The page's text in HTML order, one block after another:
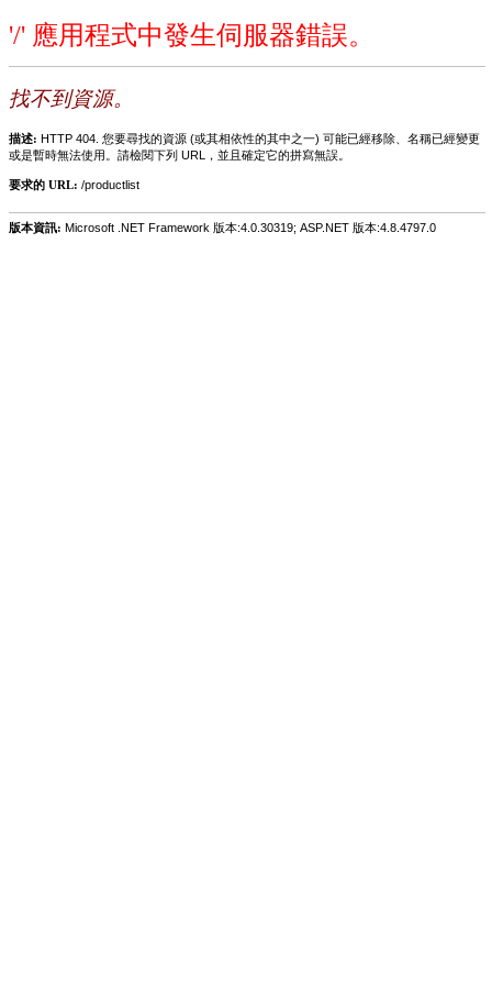
'/' 應用程式中發生伺服器錯誤。
找不到資源。
描述: HTTP 404. 您要尋找的資源 (或其相依性的其中之一) 可能已經移除、名稱已經變更
或是暫時無法使用。請檢閱下列 URL，並且確定它的拼寫無誤。
要求的 URL: /productlist
版本資訊: Microsoft .NET Framework 版本:4.0.30319; ASP.NET 版本:4.8.4797.0